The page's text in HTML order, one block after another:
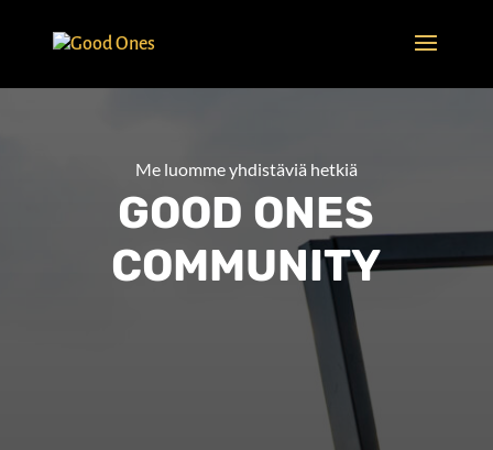
Me luomme yhdistäviä hetkiä
GOOD ONES
COMMUNITY